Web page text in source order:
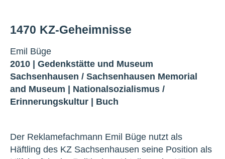
1470 KZ-Geheimnisse
Emil Büge
2010 | Gedenkstätte und Museum
Sachsenhausen / Sachsenhausen Memorial
and Museum
Nationalsozialismus /
Erinnerungskultur
Buch
Der Reklamefachmann Emil Büge nutzt als
Häftling des KZ Sachsenhausen seine Position als